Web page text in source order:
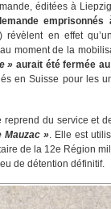
éditées à
emprisonnés
révèlent en effet
moment de la
» aurait été fermée au
en Suisse pour les
reprend du service et
Mauzac ». Elle est
de la 12e Région
de détention définitif.